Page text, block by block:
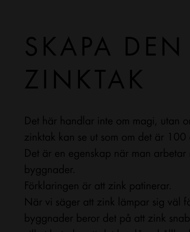
SKAPA DEN
ZINKTAK
Det här handlar inte om magi, utan
zinktak kan se ut som om det är 100
Det är en egenskap när man
byggnader.
Förklaringen är att zink patinerar.
När vi säger att zink lämpar sig väl
byggnader beror det på att zink